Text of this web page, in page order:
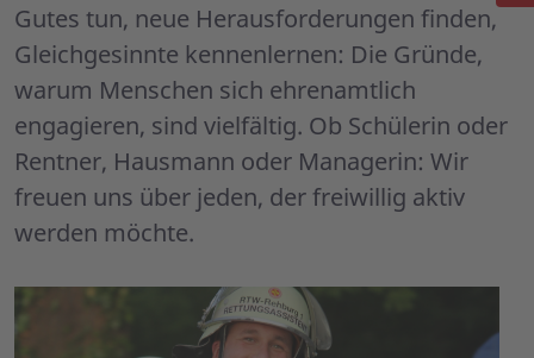
Gutes tun, neue Herausforderungen finden,
Gleichgesinnte kennenlernen: Die Gründe,
warum Menschen sich ehrenamtlich
engagieren, sind vielfältig. Ob Schülerin oder
Rentner, Hausmann oder Managerin: Wir
freuen uns über jeden, der freiwillig aktiv
werden möchte.